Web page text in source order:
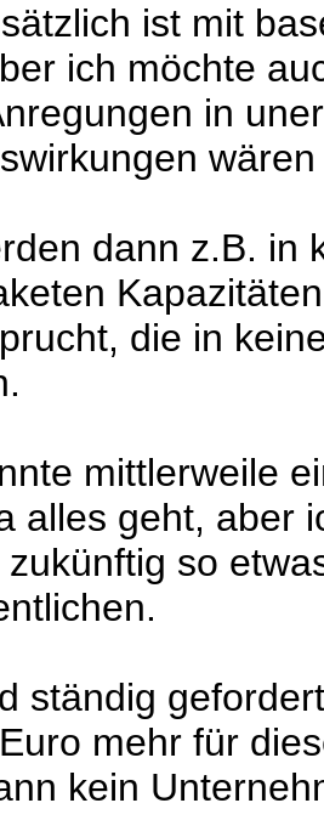
ist mit
ich möchte
in
dann z.B. in
die in
mittlerweile
alles geht, aber
so
ständig
mehr für
kein